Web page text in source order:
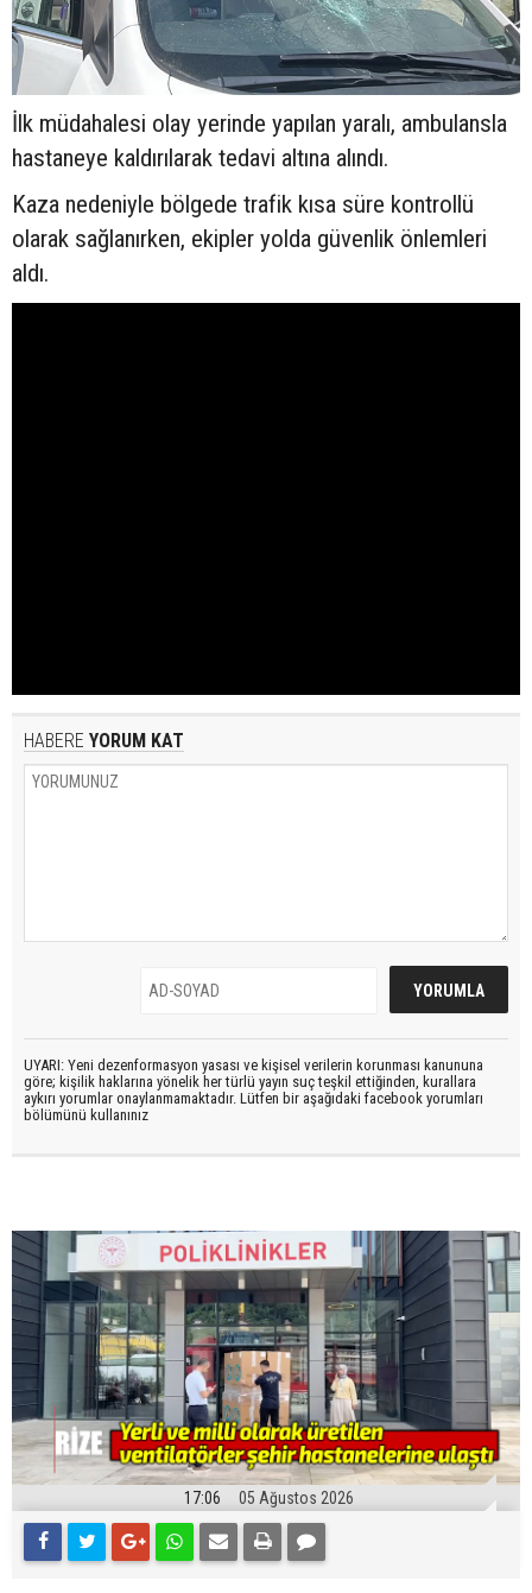
İlk müdahalesi olay yerinde yapılan yaralı, ambulansla
hastaneye kaldırılarak tedavi altına alındı.
Kaza nedeniyle bölgede trafik kısa süre kontrollü
olarak sağlanırken, ekipler yolda güvenlik önlemleri
aldı.
HABERE YORUM KAT
UYARI: Yeni dezenformasyon yasası ve kişisel verilerin korunması kanununa
göre; kişilik haklarına yönelik her türlü yayın suç teşkil ettiğinden, kurallara
aykırı yorumlar onaylanmamaktadır. Lütfen bir aşağıdaki facebook yorumları
bölümünü kullanınız
17:06 05 Ağustos 2026